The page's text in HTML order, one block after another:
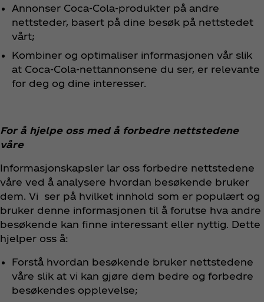
Annonser Coca‑Cola-produkter på andre
nettsteder, basert på dine besøk på nettstedet
vårt;
Kombiner og optimaliser informasjonen vår slik
at Coca‑Cola-nettannonsene du ser, er relevante
for deg og dine interesser.
For å hjelpe oss med å forbedre nettstedene
våre
Informasjonskapsler lar oss forbedre nettstedene
våre ved å analysere hvordan besøkende bruker
dem. Vi ser på hvilket innhold som er populært og
bruker denne informasjonen til å forutse hva andre
besøkende kan finne interessant eller nyttig. Dette
hjelper oss å:
Forstå hvordan besøkende bruker nettstedene
våre slik at vi kan gjøre dem bedre og forbedre
besøkendes opplevelse;